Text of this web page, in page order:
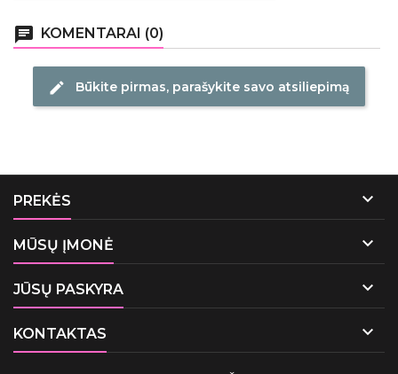
chat KOMENTARAI (0)
edit Būkite pirmas, parašykite savo atsiliepimą
PREKĖS 
MŪSŲ ĮMONĖ 
JŪSŲ PASKYRA 
KONTAKTAS 